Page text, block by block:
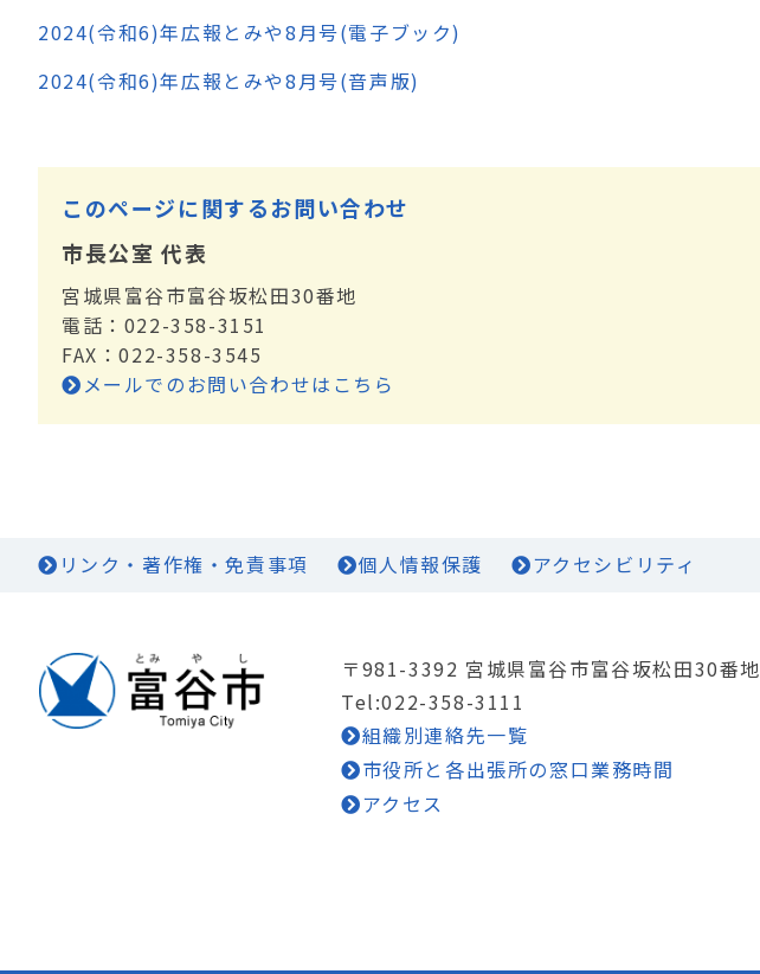
2024(令和6)年広報とみや8月号(電子ブック)
2024(令和6)年広報とみや8月号(音声版)
このページに関するお問い合わせ
市長公室 代表
宮城県富谷市富谷坂松田30番地
電話：022-358-3151
FAX：022-358-3545
メールでのお問い合わせはこちら
リンク・著作権・免責事項 個人情報保護 アクセシビリティ
〒981-3392 宮城県富谷市富谷坂松田30番地
Tel:022-358-3111
組織別連絡先一覧
市役所と各出張所の窓口業務時間
アクセス